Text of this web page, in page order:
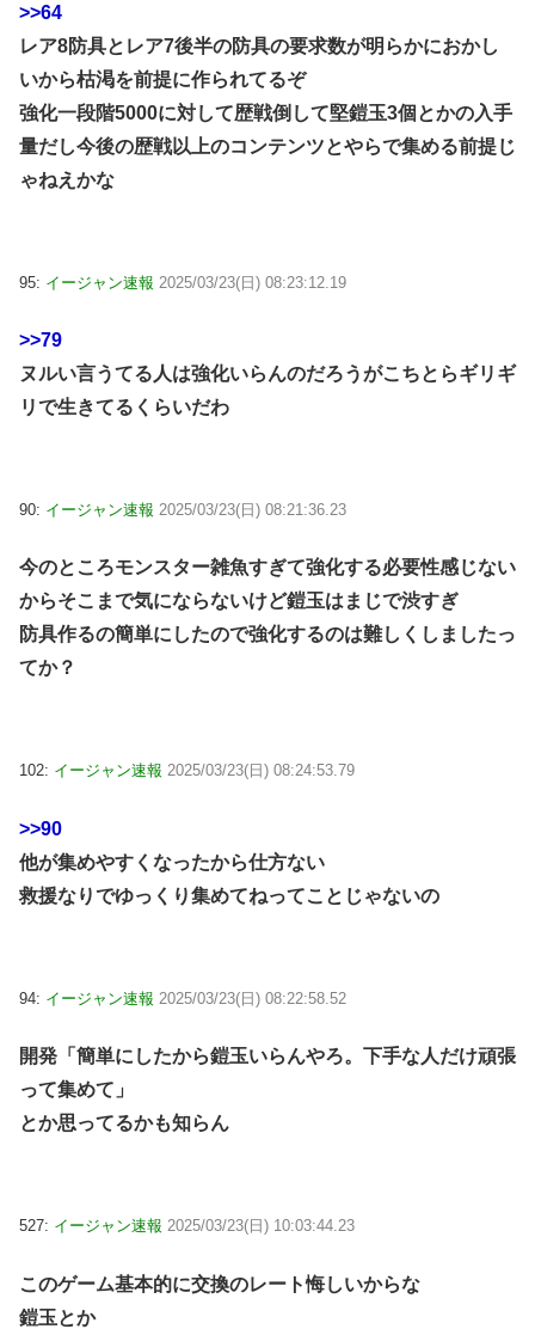
>>64
レア8防具とレア7後半の防具の要求数が明らかにおかし
いから枯渇を前提に作られてるぞ
強化一段階5000に対して歴戦倒して堅鎧玉3個とかの入手
量だし今後の歴戦以上のコンテンツとやらで集める前提じ
ゃねえかな
95: イージャン速報 2025/03/23(日) 08:23:12.19
>>79
ヌルい言うてる人は強化いらんのだろうがこちとらギリギ
リで生きてるくらいだわ
90: イージャン速報 2025/03/23(日) 08:21:36.23
今のところモンスター雑魚すぎて強化する必要性感じない
からそこまで気にならないけど鎧玉はまじで渋すぎ
防具作るの簡単にしたので強化するのは難しくしましたっ
てか？
102: イージャン速報 2025/03/23(日) 08:24:53.79
>>90
他が集めやすくなったから仕方ない
救援なりでゆっくり集めてねってことじゃないの
94: イージャン速報 2025/03/23(日) 08:22:58.52
開発「簡単にしたから鎧玉いらんやろ。下手な人だけ頑張
って集めて」
とか思ってるかも知らん
527: イージャン速報 2025/03/23(日) 10:03:44.23
このゲーム基本的に交換のレート悔しいからな
鎧玉とか